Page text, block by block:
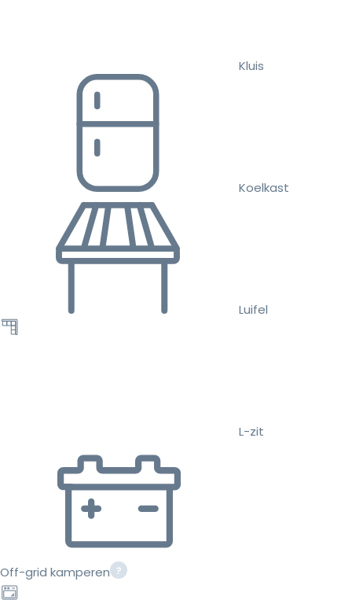
Kluis
Koelkast
Luifel
L-zit
Off-grid kamperen